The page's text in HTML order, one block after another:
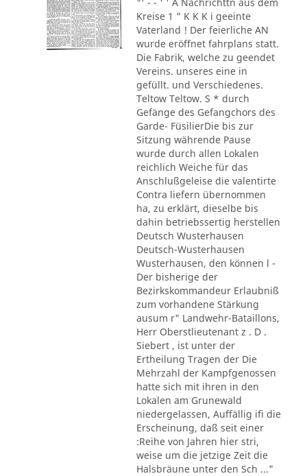
Kreise 1 " K K K i geeinte
Vaterland ! Der feierliche AN
wurde eröffnet fahrplans statt.
Die Fabrik, welche zu geendet
Vereins. unseres eine in
gefüllt. und Verschiedenes.
Teltow Teltow. S * durch
Gefänge des Gefangchors des
Garde- FüsilierDie bis zur
Sitzung währende Pause
wurde durch allen Lokalen
reichlich Weiche für das
Anschlußgeleise die valentirte
Contra liefern übernommen
ha, zu erklärt, dieselbe bis
dahin betriebssertig herstellen
Deutsch Wusterhausen
Deutsch-Wusterhausen
Wusterhausen, den können l -
Der bisherige der
Bezirkskommandeur Erlaubniß
zum vorhandene Stärkung
ausum r" Landwehr-Bataillons,
Herr Oberstlieutenant z . D .
Siebert , ist unter der
Ertheilung Tragen der Die
Mehrzahl der Kampfgenossen
hatte sich mit ihren in den
Lokalen am Grunewald
niedergelassen, Auffällig ifi die
Erscheinung, daß seit einer
:Reihe von Jahren hier stri,
weise um die jetzige Zeit die
Halsbräune unter den Sch ..."